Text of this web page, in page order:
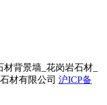
材背景墙_花岗岩石材_
材有限公司 沪ICP备